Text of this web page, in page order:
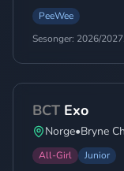
PeeWee
Sesonger: 2026/
BCT Exo
Norge•Bryne
All-Girl
Junior